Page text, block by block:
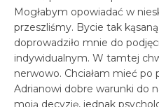
Mogłabym opowiadać w
przeszliśmy. Bycie tak
doprowadziło mnie do
indywidualnym. W tamtej
nerwowo. Chciałam mieć po
Adrianowi dobre warunki do
moją decyzję, jednak